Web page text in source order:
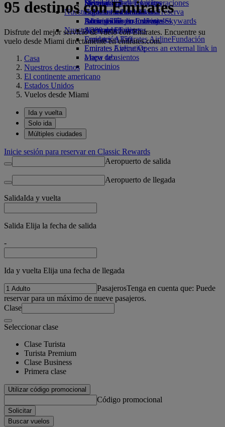
Bebidas
Nuestra flota
Boeing 777
A380 de Emirates
Emirates A350
Emirates Executive
Mapa de asientos
Diversión para los niños
Juguetes infantiles
Actividades para niños
Sostenibilidad en las operaciones
Política medioambiental
Informes medioambientales
Nuestras comunidades
Fundación Emirates AirlineFundación
Emirates Airline Opens an external link in
a new tab
Patrocinios
Skywards Rail
Calculadora de millas
Inicie sesión en Emirates Skywards
Skywards+
Móvil y app de Emirates
Cancelar o cambiar una reserva
Alteraciones en los viajes
Acerca de Emirates
95 destinos con Emirates
Disfrute del mejor servicio de vuelo con Emirates. Encuentre su
vuelo desde Miami directamente en emirates.com.
Casa
Nuestros destinos
El continente americano
Estados Unidos
Vuelos desde Miami
Ida y vuelta
Solo ida
Múltiples ciudades
Inicie sesión para reservar en Classic Rewards
Aeropuerto de salida
Aeropuerto de llegada
SalidaIda y vuelta
Salida Elija la fecha de salida
-
Ida y vuelta Elija una fecha de llegada
PasajerosTenga en cuenta que: Puede
reservar para un máximo de nueve pasajeros.
Clase
Seleccionar clase
Clase Turista
Turista Premium
Clase Business
Primera clase
Utilizar código promocional
Código promocional
Solicitar
Buscar vuelos